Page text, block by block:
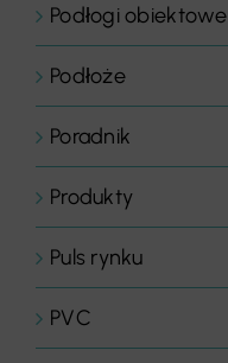
Podłogi obiektowe
Podłoże
Poradnik
Produkty
Puls rynku
PVC